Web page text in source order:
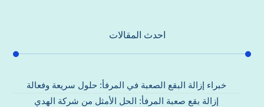
احدث المقالات
خبراء إزالة البقع الصعبة في المرفأ: حلول سريعة وفعالة
إزالة بقع صعبة المرفأ: الحل الأمثل من شركة الهدي